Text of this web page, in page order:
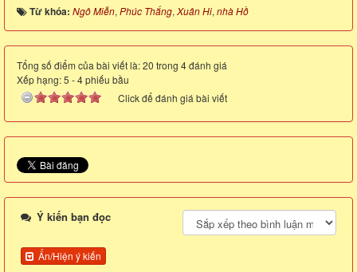
Từ khóa: Ngô Miễn, Phúc Thắng, Xuân Hi, nhà Hồ
Tổng số điểm của bài viết là: 20 trong 4 đánh giá
Xếp hạng:5 -4phiếu bầu
Click để đánh giá bài viết
Ý kiến bạn đọc
Ẩn/Hiện ý kiến